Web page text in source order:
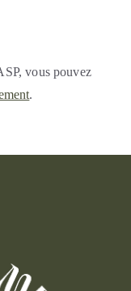
vous pouvez
.